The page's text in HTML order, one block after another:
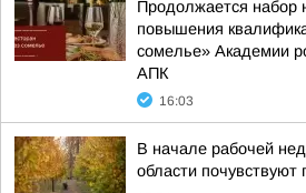
Продолжается набор
повышения
сомелье» Академии
АПК
16:03
В начале рабочей
области